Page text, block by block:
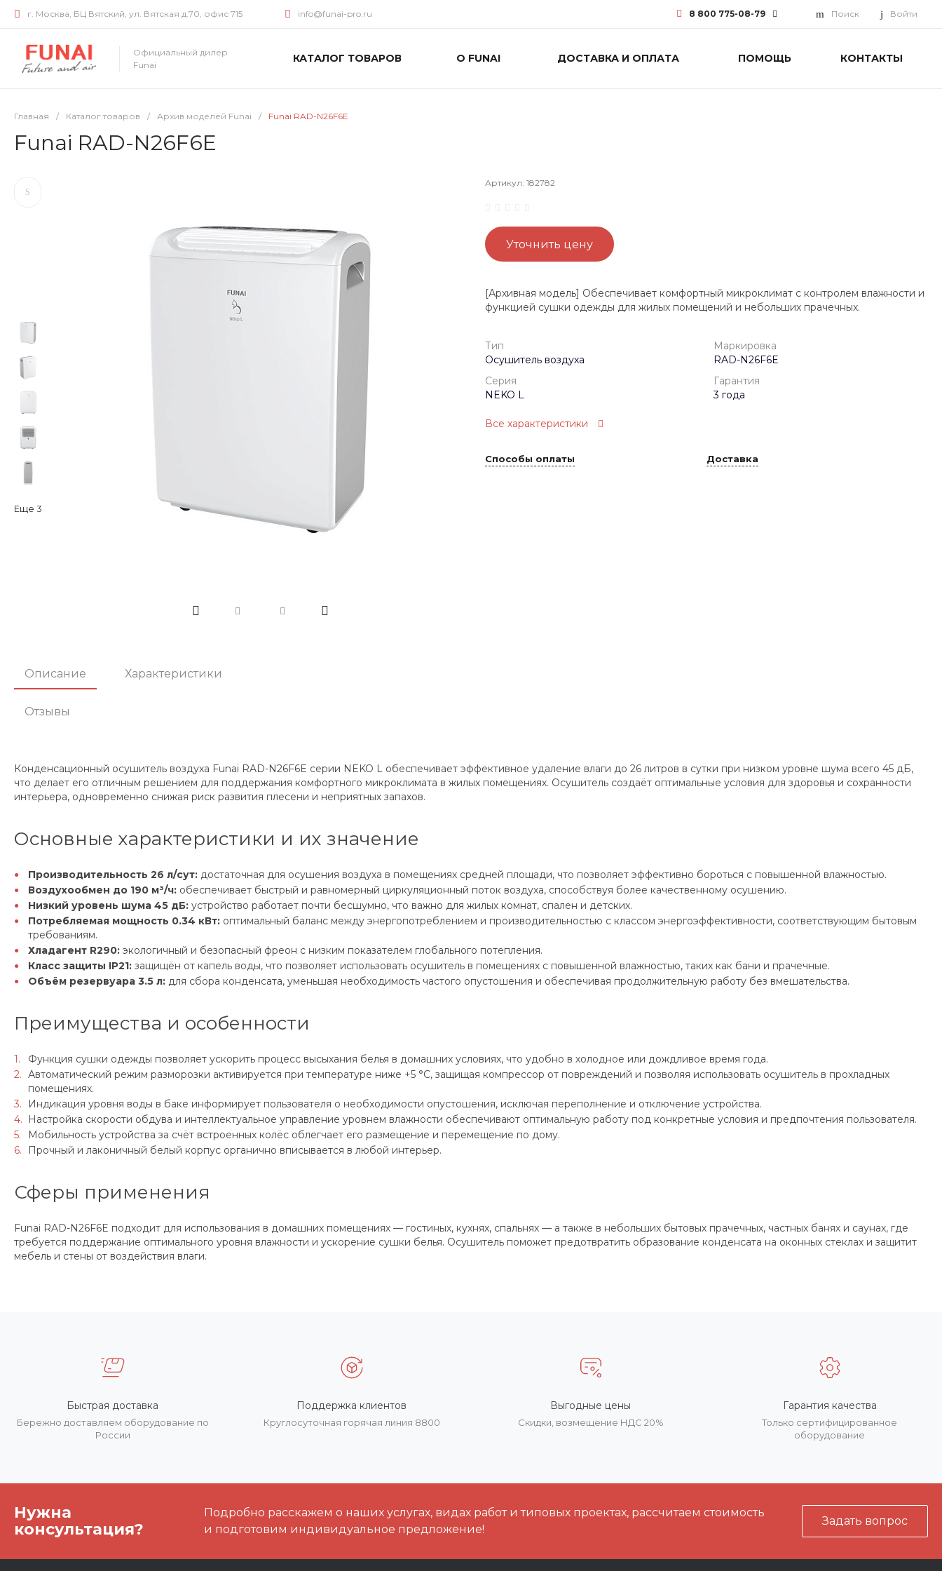
г. Москва, БЦ Вятский, ул. Вятская д.70, офис 715 info@funai-pro.ru 8 800 775-08-79 Поиск Войти
Официальный дилер
Funai
КАТАЛОГ ТОВАРОВ О FUNAI ДОСТАВКА И ОПЛАТА ПОМОЩЬ КОНТАКТЫ
Главная / Каталог товаров / Архив моделей Funai / Funai RAD-N26F6E
Funai RAD-N26F6E
Еще 3
Артикул: 182782
Уточнить цену
[Архивная модель] Обеспечивает комфортный микроклимат с контролем влажности и
функцией сушки одежды для жилых помещений и небольших прачечных.
Тип
Осушитель воздуха
Маркировка
RAD-N26F6E
Серия
NEKO L
Гарантия
3 года
Все характеристики
Способы оплаты Доставка
Описание Характеристики
Отзывы
Конденсационный осушитель воздуха Funai RAD-N26F6E серии NEKO L обеспечивает эффективное удаление влаги до 26 литров в сутки при низком уровне шума всего 45 дБ,
что делает его отличным решением для поддержания комфортного микроклимата в жилых помещениях. Осушитель создаёт оптимальные условия для здоровья и сохранности
интерьера, одновременно снижая риск развития плесени и неприятных запахов.
Основные характеристики и их значение
Производительность 26 л/сут: достаточная для осушения воздуха в помещениях средней площади, что позволяет эффективно бороться с повышенной влажностью.
Воздухообмен до 190 м³/ч: обеспечивает быстрый и равномерный циркуляционный поток воздуха, способствуя более качественному осушению.
Низкий уровень шума 45 дБ: устройство работает почти бесшумно, что важно для жилых комнат, спален и детских.
Потребляемая мощность 0.34 кВт: оптимальный баланс между энергопотреблением и производительностью с классом энергоэффективности, соответствующим бытовым
требованиям.
Хладагент R290: экологичный и безопасный фреон с низким показателем глобального потепления.
Класс защиты IP21: защищён от капель воды, что позволяет использовать осушитель в помещениях с повышенной влажностью, таких как бани и прачечные.
Объём резервуара 3.5 л: для сбора конденсата, уменьшая необходимость частого опустошения и обеспечивая продолжительную работу без вмешательства.
Преимущества и особенности
Функция сушки одежды позволяет ускорить процесс высыхания белья в домашних условиях, что удобно в холодное или дождливое время года.
Автоматический режим разморозки активируется при температуре ниже +5 °C, защищая компрессор от повреждений и позволяя использовать осушитель в прохладных
помещениях.
Индикация уровня воды в баке информирует пользователя о необходимости опустошения, исключая переполнение и отключение устройства.
Настройка скорости обдува и интеллектуальное управление уровнем влажности обеспечивают оптимальную работу под конкретные условия и предпочтения пользователя.
Мобильность устройства за счёт встроенных колёс облегчает его размещение и перемещение по дому.
Прочный и лаконичный белый корпус органично вписывается в любой интерьер.
Сферы применения
Funai RAD-N26F6E подходит для использования в домашних помещениях — гостиных, кухнях, спальнях — а также в небольших бытовых прачечных, частных банях и саунах, где
требуется поддержание оптимального уровня влажности и ускорение сушки белья. Осушитель поможет предотвратить образование конденсата на оконных стеклах и защитит
мебель и стены от воздействия влаги.
Быстрая доставка
Бережно доставляем оборудование по
России
Поддержка клиентов
Круглосуточная горячая линия 8800
Выгодные цены
Скидки, возмещение НДС 20%
Гарантия качества
Только сертифицированное
оборудование
Нужна
консультация?
Подробно расскажем о наших услугах, видах работ и типовых проектах, рассчитаем стоимость
и подготовим индивидуальное предложение!
Задать вопрос